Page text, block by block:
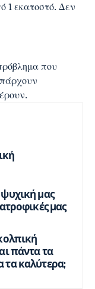
1 εκατοστό. Δεν
που
μας
μας
πάντα τα
τα καλύτερα;